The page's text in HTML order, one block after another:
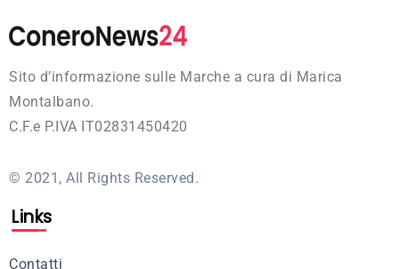
Sito d’informazione sulle Marche a cura di Marica
Montalbano.
C.F.e P.IVA IT02831450420
© 2021, All Rights Reserved.
Links
Contatti